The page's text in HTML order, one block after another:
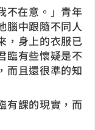
不在意。」青年
腦中跟隨不同人
，身上的衣服已
臨有些懷疑是不
而且還很準的知
有課的現實，而